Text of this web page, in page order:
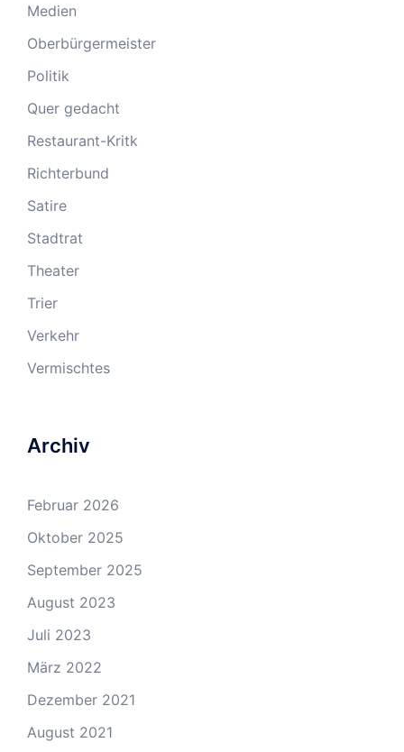
Medien
Oberbürgermeister
Politik
Quer gedacht
Restaurant-Kritk
Richterbund
Satire
Stadtrat
Theater
Trier
Verkehr
Vermischtes
Archiv
Februar 2026
Oktober 2025
September 2025
August 2023
Juli 2023
März 2022
Dezember 2021
August 2021